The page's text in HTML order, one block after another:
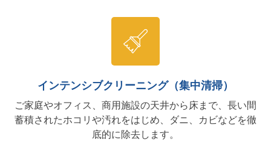
インテンシブクリーニング（集中清掃）
ご家庭やオフィス、商用施設の天井から床まで、長い間
蓄積されたホコリや汚れをはじめ、ダニ、カビなどを徹
底的に除去します。